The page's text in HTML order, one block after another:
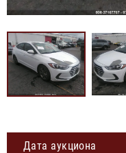
Дата аукциона